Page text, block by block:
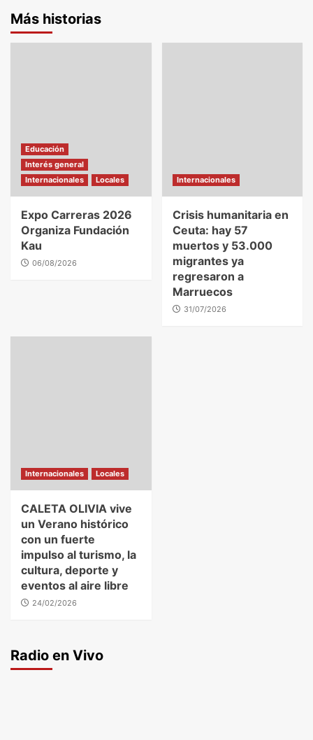
Más historias
Educación
Interés general
Internacionales
Locales
Expo Carreras 2026
Organiza Fundación
Kau
06/08/2026
Internacionales
Crisis humanitaria en
Ceuta: hay 57
muertos y 53.000
migrantes ya
regresaron a
Marruecos
31/07/2026
Internacionales Locales
CALETA OLIVIA vive
un Verano histórico
con un fuerte
impulso al turismo, la
cultura, deporte y
eventos al aire libre
24/02/2026
Radio en Vivo